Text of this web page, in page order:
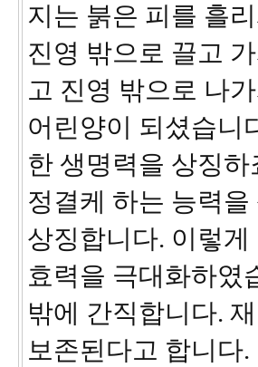
지는 붉은 피를 흘
진영 밖으로 끌고
고 진영 밖으로 나
어린양이 되셨습니
한 생명력을 상징
정결케 하는 능력
상징합니다. 이렇
효력을 극대화하였
밖에 간직합니다.
보존된다고 합니다.